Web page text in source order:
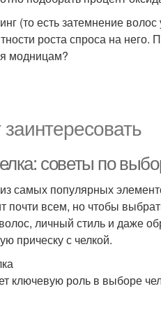
(то есть затемнение
роста спроса на
модницам?
советы по
самых популярных
почти всем, но чтобы
личный стиль и даже
прическу с челкой.
ключевую роль в выборе